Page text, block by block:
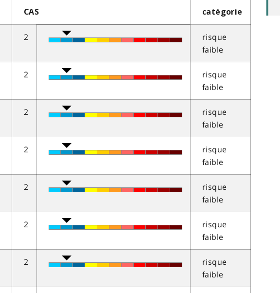
CAS catégorie
2
risque
faible
2
risque
faible
2
risque
faible
2
risque
faible
2
risque
faible
2
risque
faible
2
risque
faible